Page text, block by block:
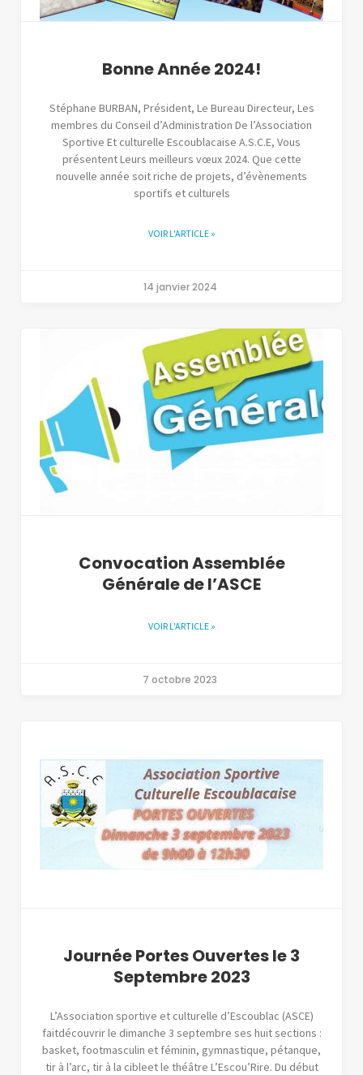
Bonne Année 2024!
Stéphane BURBAN, Président, Le Bureau Directeur, Les
membres du Conseil d’Administration De l’Association
Sportive Et culturelle Escoublacaise A.S.C.E, Vous
présentent Leurs meilleurs vœux 2024. Que cette
nouvelle année soit riche de projets, d’évènements
sportifs et culturels
VOIR L'ARTICLE »
14 janvier 2024
Convocation Assemblée
Générale de l’ASCE
VOIR L'ARTICLE »
7 octobre 2023
Journée Portes Ouvertes le 3
Septembre 2023
L’Association sportive et culturelle d’Escoublac (ASCE)
faitdécouvrir le dimanche 3 septembre ses huit sections :
basket, footmasculin et féminin, gymnastique, pétanque,
tir à l’arc, tir à la cibleet le théâtre L’Escou’Rire. Du début